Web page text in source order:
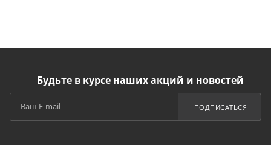
Будьте в курсе наших акций и новостей
ПОДПИСАТЬСЯ